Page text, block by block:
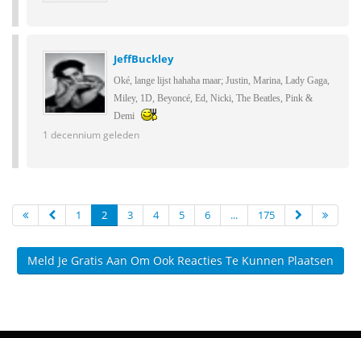
JeffBuckley
Oké, lange lijst hahaha maar; Justin, Marina, Lady Gaga,
Miley, 1D, Beyoncé, Ed, Nicki, The Beatles, Pink &
Demi
1 decennium geleden
1 2 3 4 5 6 ... 175
Meld Je Gratis Aan Om Ook Reacties Te Kunnen Plaatsen